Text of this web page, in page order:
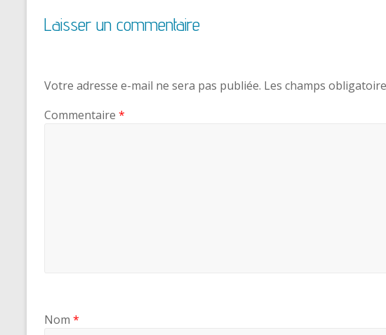
Laisser un commentaire
Votre adresse e-mail ne sera pas publiée. Les champs
Commentaire *
Nom *